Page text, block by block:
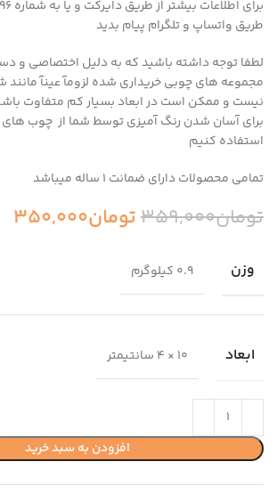
طریق واتساپ و تلگرام پیام بدید
لطفا توجه داشته باشید که به دلیل اختصاصی و
مجموعه های چوبی خریداری شده لزومآ عینآ
نیست و ممکن است در ابعاد بسیار کم متفاوت
برای آسان شدن رنگ آمیزی توسط شما از چوب
استفاده کنیم
تمامی محصولات دارای ضمانت ۱ ساله میباشد
تومان359,000تومان350,000
وزن 0.9 کیلوگرم
ابعاد 10 × 4 سانتیمتر
افزودن به سبد خرید